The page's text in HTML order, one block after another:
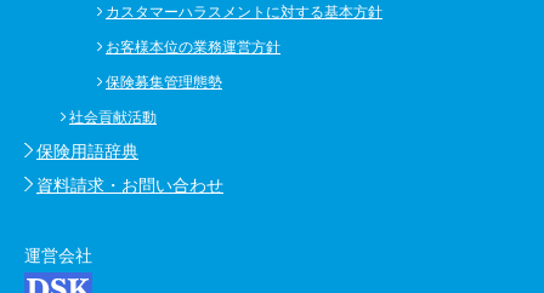
カスタマーハラスメントに対する基本方針
お客様本位の業務運営方針
保険募集管理態勢
社会貢献活動
保険用語辞典
資料請求・お問い合わせ
運営会社